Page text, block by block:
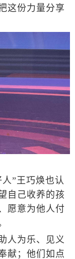
这份力量分享
”王巧焕也认
自己收养的孩
愿意为他人付
为乐、见义
献；他们如点